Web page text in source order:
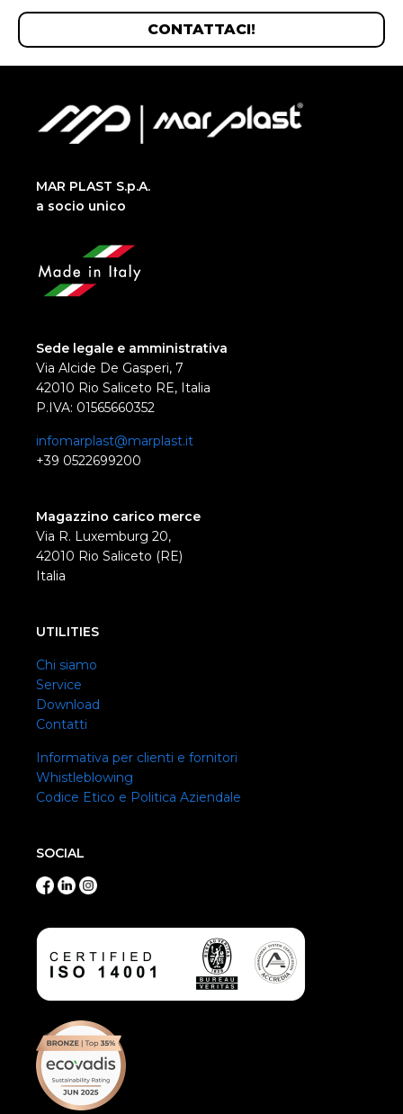
CONTATTACI!
MAR PLAST S.p.A.
a socio unico
Sede legale e amministrativa
Via Alcide De Gasperi, 7
42010 Rio Saliceto RE, Italia
P.IVA: 01565660352
infomarplast@marplast.it
+39 0522699200
Magazzino carico merce
Via R. Luxemburg 20,
42010 Rio Saliceto (RE)
Italia
UTILITIES
Chi siamo
Service
Download
Contatti
Informativa per clienti e fornitori
Whistleblowing
Codice Etico e Politica Aziendale
SOCIAL